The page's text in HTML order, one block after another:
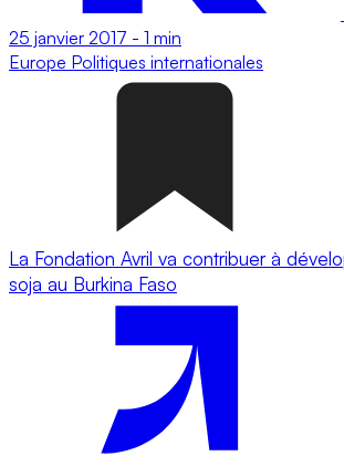
25 janvier 2017 - 1 min
Europe Politiques internationales
La Fondation Avril va contribuer à
soja au Burkina Faso